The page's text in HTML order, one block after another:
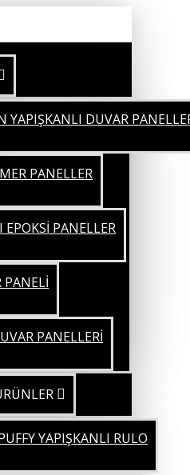
YAPIŞKANLI DUVAR
PANELLER
EPOKSİ PANELLER
PANELİ
PANELLERİ
YAPIŞKANLI RULO